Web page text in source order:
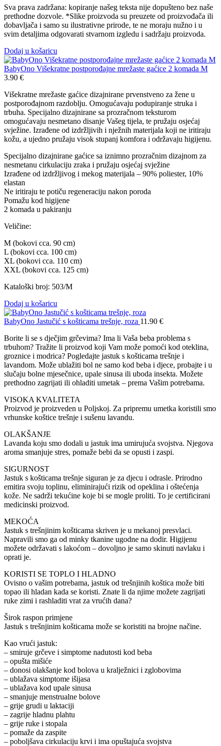
Sva prava zadržana: kopiranje našeg teksta nije dopušteno bez naše
prethodne dozvole. *Slike proizvoda su preuzete od proizvođača ili
dobavljača i samo su ilustrativne prirode, te ne moraju nužno i u
svim detaljima odgovarati stvarnom izgledu i sadržaju proizvoda.
Dodaj u košaricu
BabyOno Višekratne postporođajne mrežaste gaćice 2 komada M
3.90 €
Višekratne mrežaste gaćice dizajnirane prvenstveno za žene u
postporođajnom razdoblju. Omogućavaju podupiranje struka i
trbuha. Specijalno dizajnirane sa prozračnom teksturom
omogućavaju nesmetano disanje Vašeg tijela, te pružaju osjećaj
svježine. Izrađene od izdržljivih i nježnih materijala koji ne iritiraju
kožu, a ujedno pružaju visok stupanj komfora i održavaju higijenu.
Specijalno dizajnirane gaćice sa iznimno prozračnim dizajnom za
nesmetanu cirkulaciju zraka i pružaju osjećaj svježine
Izrađene od izdržljivog i mekog materijala – 90% poliester, 10%
elastan
Ne iritiraju te potiču regeneraciju nakon poroda
Pomažu kod higijene
2 komada u pakiranju
Veličine:
M (bokovi cca. 90 cm)
L (bokovi cca. 100 cm)
XL (bokovi cca. 110 cm)
XXL (bokovi cca. 125 cm)
Kataloški broj: 503/M
Dodaj u košaricu
BabyOno Jastučić s košticama trešnje, roza 11.90 €
Borite li se s dječjim grčevima? Ima li Vaša beba problema s
trbuhom? Tražite li proizvod koji Vam može pomoći kod oteklina,
groznice i modrica? Pogledajte jastuk s košticama trešnje i
lavandom. Može ublažiti bol ne samo kod beba i djece, probajte i u
slučaju bolne mjesečnice, upale sinusa ili uboda insekta. Možete
prethodno zagrijati ili ohladiti umetak – prema Vašim potrebama.
VISOKA KVALITETA
Proizvod je proizveden u Poljskoj. Za pripremu umetka koristili smo
vrhunske koštice trešnje i sušenu lavandu.
OLAKŠANJE
Lavanda koju smo dodali u jastuk ima umirujuća svojstva. Njegova
aroma smanjuje stres, pomaže bebi da se opusti i zaspi.
SIGURNOST
Jastuk s košticama trešnje siguran je za djecu i odrasle. Prirodno
emitira svoju toplinu, eliminirajući rizik od opeklina i oštećenja
kože. Ne sadrži tekućine koje bi se mogle proliti. To je certificirani
medicinski proizvod.
MEKOĆA
Jastuk s trešnjinim košticama skriven je u mekanoj presvlaci.
Napravili smo ga od minky tkanine ugodne na dodir. Higijenu
možete održavati s lakoćom – dovoljno je samo skinuti navlaku i
oprati je.
KORISTI SE TOPLO I HLADNO
Ovisno o vašim potrebama, jastuk od trešnjinih koštica može biti
topao ili hladan kada se koristi. Znate li da njime možete zagrijati
ruke zimi i rashladiti vrat za vrućih dana?
Širok raspon primjene
Jastuk s trešnjinim košticama može se koristiti na brojne načine.
Kao vrući jastuk:
– smiruje grčeve i simptome nadutosti kod beba
– opušta mišiće
– donosi olakšanje kod bolova u kralježnici i zglobovima
– ublažava simptome išijasa
– ublažava kod upale sinusa
– smanjuje menstrualne bolove
– grije grudi u laktaciji
– zagrije hladnu plahtu
– grije ruke i stopala
– pomaže da zaspite
– poboljšava cirkulaciju krvi i ima opuštajuća svojstva